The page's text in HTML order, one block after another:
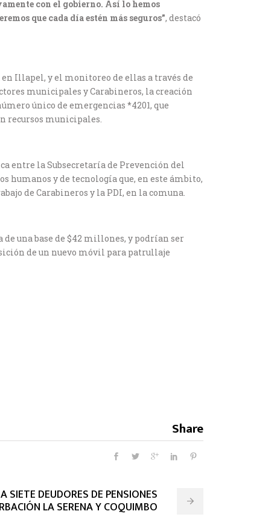
con el gobierno. Así lo hemos
que cada día estén más seguros”, destacó
Illapel, y el monitoreo de ellas a través de
municipales y Carabineros, la creación
único de emergencias *4201, que
recursos municipales.
entre la Subsecretaría de Prevención del
y de tecnología que, en este ámbito,
de Carabineros y la PDI, en la comuna.
una base de $42 millones, y podrían ser
de un nuevo móvil para patrullaje
Share
SIETE DEUDORES DE PENSIONES
LA SERENA Y COQUIMBO